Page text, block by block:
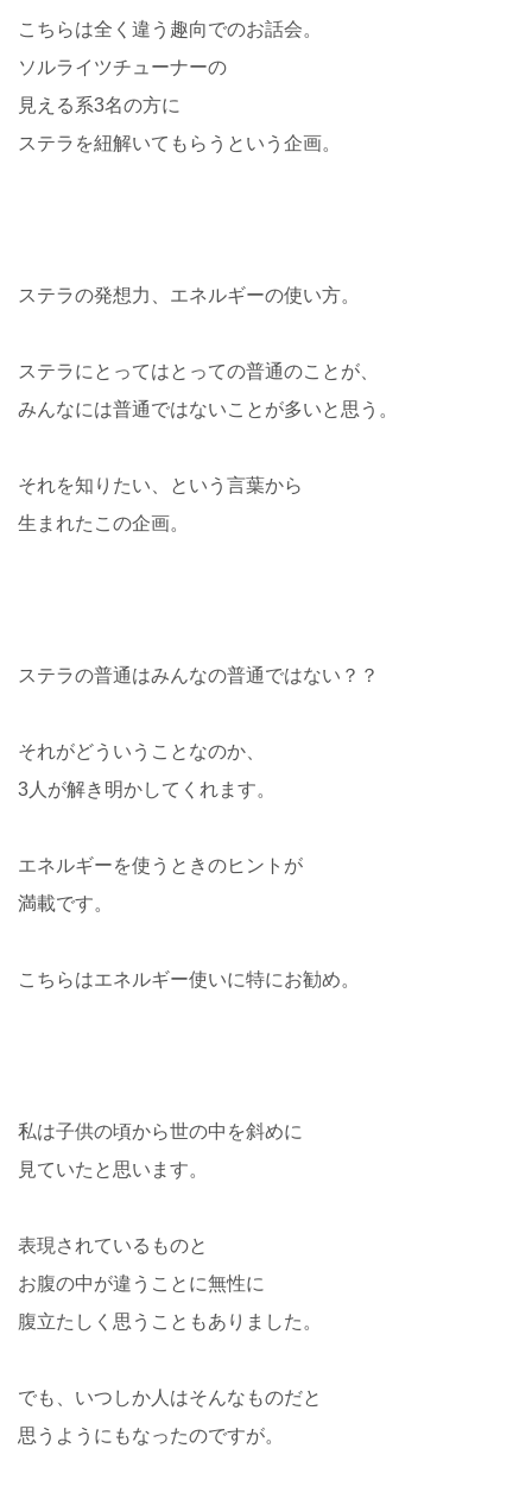
こちらは全く違う趣向でのお話会。
ソルライツチューナーの
見える系3名の方に
ステラを紐解いてもらうという企画。
ステラの発想力、エネルギーの使い方。
ステラにとってはとっての普通のことが、
みんなには普通ではないことが多いと思う。
それを知りたい、という言葉から
生まれたこの企画。
ステラの普通はみんなの普通ではない？？
それがどういうことなのか、
3人が解き明かしてくれます。
エネルギーを使うときのヒントが
満載です。
こちらはエネルギー使いに特にお勧め。
私は子供の頃から世の中を斜めに
見ていたと思います。
表現されているものと
お腹の中が違うことに無性に
腹立たしく思うこともありました。
でも、いつしか人はそんなものだと
思うようにもなったのですが。